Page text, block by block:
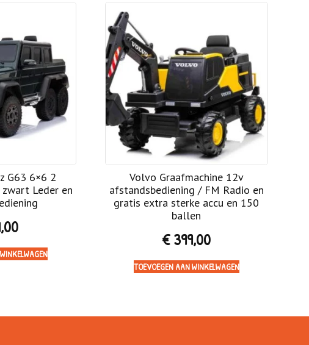
G63 6×6 2
Leder en
Volvo Graafmachine 12v
afstandsbediening / FM Radio en
gratis extra sterke accu en 150
ballen
€399,00
TOEVOEGEN AAN WINKELWAGEN